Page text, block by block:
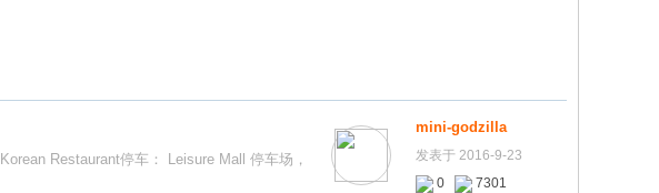
Restaurant停车： Leisure Mall 停车场，
mini-godzilla
发表于 2016-9-23
0
7301